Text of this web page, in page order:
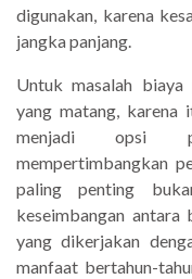
digunakan, karena
jangka panjang.
Untuk masalah biaya
yang matang, karena
menjadi opsi
mempertimbangkan
paling penting
keseimbangan antara
yang dikerjakan
manfaat bertahun-